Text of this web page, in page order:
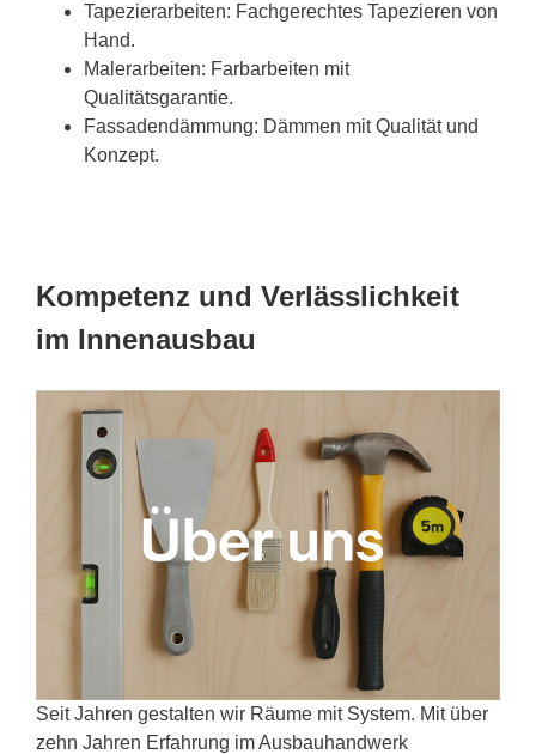
Tapezierarbeiten: Fachgerechtes Tapezieren von
Hand.
Malerarbeiten: Farbarbeiten mit
Qualitätsgarantie.
Fassadendämmung: Dämmen mit Qualität und
Konzept.
Kompetenz und Verlässlichkeit
im Innenausbau
Seit Jahren gestalten wir Räume mit System. Mit über
zehn Jahren Erfahrung im Ausbauhandwerk